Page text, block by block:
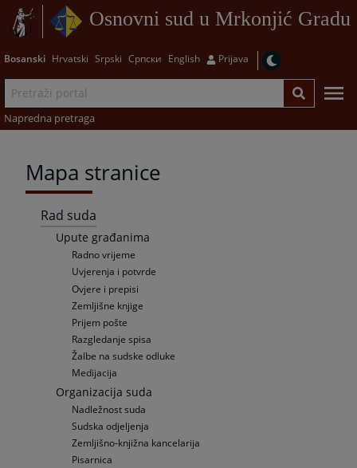
Osnovni sud u Mrkonjić Gradu
Bosanski Hrvatski Srpski Српски English Prijava
Napredna pretraga
Mapa stranice
Rad suda
Upute građanima
Radno vrijeme
Uvjerenja i potvrde
Ovjere i prepisi
Zemljišne knjige
Prijem pošte
Razgledanje spisa
Žalbe na sudske odluke
Medijacija
Organizacija suda
Nadležnost suda
Sudska odjeljenja
Zemljišno-knjižna kancelarija
Pisarnica